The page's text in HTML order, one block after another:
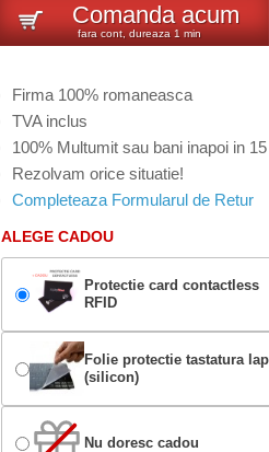
Comanda acum
fara cont, dureaza 1 min
Firma 100% romaneasca
TVA inclus
100% Multumit sau bani inapoi in
Rezolvam orice situatie!
Completeaza Formularul de Retur
ALEGE CADOU
Protectie card contactless
RFID
Folie protectie tastatura
(silicon)
Nu doresc cadou